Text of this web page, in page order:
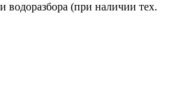
водоразбора (при наличии тех.